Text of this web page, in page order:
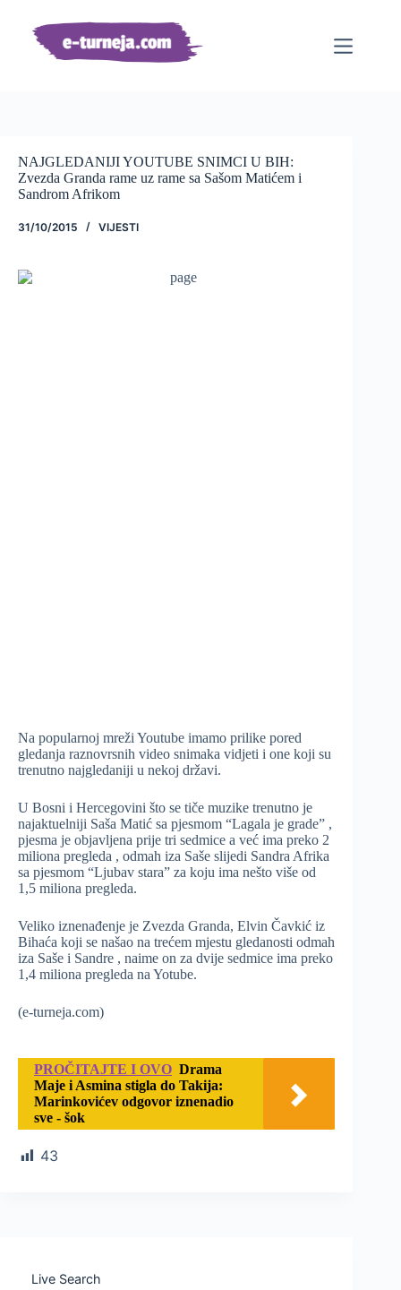
sadržaj
NAJGLEDANIJI YOUTUBE SNIMCI U BIH:
Zvezda Granda rame uz rame sa Sašom Matićem i
Sandrom Afrikom
31/10/2015 VIJESTI
Na popularnoj mreži Youtube imamo prilike pored
gledanja raznovrsnih video snimaka vidjeti i one koji su
trenutno najgledaniji u nekoj državi.
U Bosni i Hercegovini što se tiče muzike trenutno je
najaktuelniji Saša Matić sa pjesmom “Lagala je grade” ,
pjesma je objavljena prije tri sedmice a već ima preko 2
miliona pregleda , odmah iza Saše slijedi Sandra Afrika
sa pjesmom “Ljubav stara” za koju ima nešto više od
1,5 miliona pregleda.
Veliko iznenađenje je Zvezda Granda, Elvin Čavkić iz
Bihaća koji se našao na trećem mjestu gledanosti odmah
iza Saše i Sandre , naime on za dvije sedmice ima preko
1,4 miliona pregleda na Yotube.
(e-turneja.com)
PROČITAJTE I OVO Drama
Maje i Asmina stigla do Takija:
Marinkovićev odgovor iznenadio
sve - šok
43
Live Search